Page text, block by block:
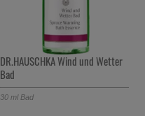
DR.HAUSCHKA Wind und Wetter
Bad
30 ml Bad